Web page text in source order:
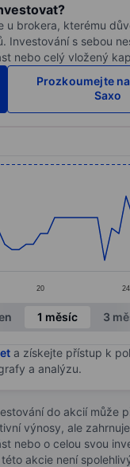
u brokera, kterému
Investování s sebou
nebo celý vložený
Prozkoumejte
Saxo
data points.
X axis displaying
Y axis displaying
20 24
chart.
1 měsíc 3
a získejte přístup k
a analýzu.
do akcií může
výnosy, ale
nebo o celou svou
akcie není